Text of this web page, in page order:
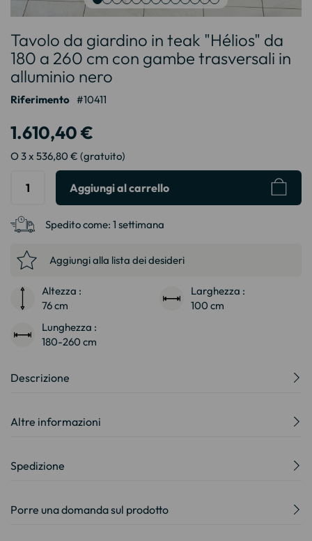
all'inizio
della
galleria
di
immagini
Tavolo da giardino in teak "Hélios" da
180 a 260 cm con gambe trasversali in
alluminio nero
Riferimento 10411
1.610,40 €
O 3 x 536,80 € (gratuito)
Aggiungi al carrello
Spedito come: 1 settimana
Aggiungi alla lista dei desideri
Altezza :
76 cm
Larghezza :
100 cm
Lunghezza :
180-260 cm
Descrizione
Altre informazioni
Spedizione
Porre una domanda sul prodotto